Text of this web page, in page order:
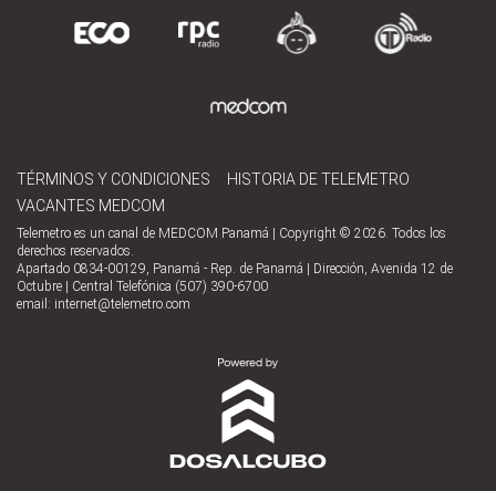
TÉRMINOS Y CONDICIONES
HISTORIA DE TELEMETRO
VACANTES MEDCOM
Telemetro es un canal de MEDCOM Panamá | Copyright © 2026. Todos los
derechos reservados.
Apartado 0834-00129, Panamá - Rep. de Panamá | Dirección, Avenida 12 de
Octubre | Central Telefónica (507) 390-6700
email: internet@telemetro.com